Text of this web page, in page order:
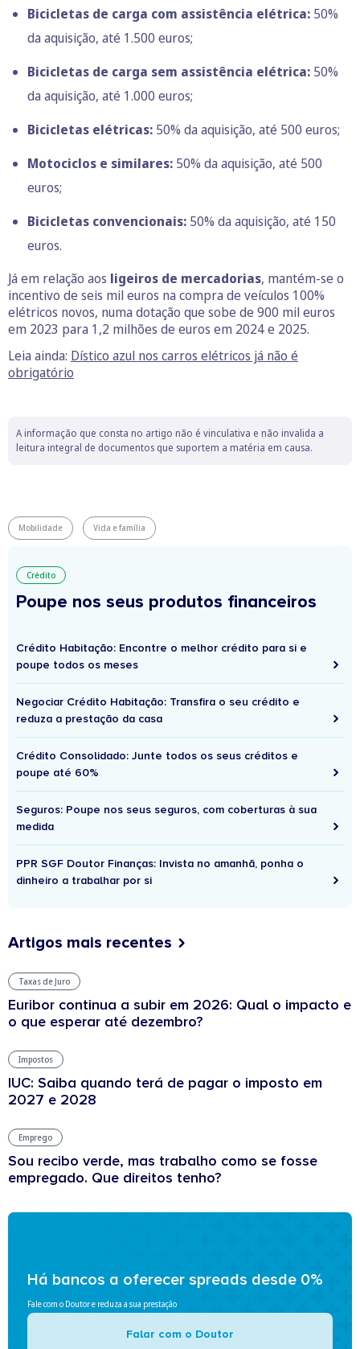
Bicicletas de carga com assistência elétrica: 50%
da aquisição, até 1.500 euros;
Bicicletas de carga sem assistência elétrica: 50%
da aquisição, até 1.000 euros;
Bicicletas elétricas: 50% da aquisição, até 500 euros;
Motociclos e similares: 50% da aquisição, até 500
euros;
Bicicletas convencionais: 50% da aquisição, até 150
euros.
Já em relação aos ligeiros de mercadorias, mantém-se o
incentivo de seis mil euros na compra de veículos 100%
elétricos novos, numa dotação que sobe de 900 mil euros
em 2023 para 1,2 milhões de euros em 2024 e 2025.
Leia ainda: Dístico azul nos carros elétricos já não é
obrigatório
A informação que consta no artigo não é vinculativa e não invalida a
leitura integral de documentos que suportem a matéria em causa.
Mobilidade Vida e família
Crédito
Poupe nos seus produtos financeiros
Crédito Habitação: Encontre o melhor crédito para si e
poupe todos os meses
Negociar Crédito Habitação: Transfira o seu crédito e
reduza a prestação da casa
Crédito Consolidado: Junte todos os seus créditos e
poupe até 60%
Seguros: Poupe nos seus seguros, com coberturas à sua
medida
PPR SGF Doutor Finanças: Invista no amanhã, ponha o
dinheiro a trabalhar por si
Artigos mais recentes
Taxas de Juro
Euribor continua a subir em 2026: Qual o impacto e
o que esperar até dezembro?
Impostos
IUC: Saiba quando terá de pagar o imposto em
2027 e 2028
Emprego
Sou recibo verde, mas trabalho como se fosse
empregado. Que direitos tenho?
Há bancos a oferecer spreads desde 0%
Fale com o Doutor e reduza a sua prestação
Falar com o Doutor